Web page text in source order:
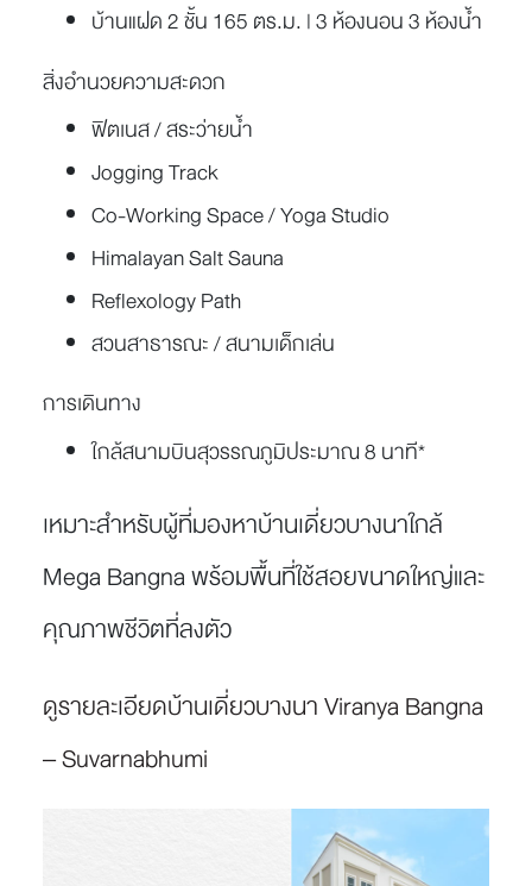
บ้านแฝด 2 ชั้น 165 ตร.ม. | 3 ห้องนอน 3 ห้องน้ำ
สิ่งอำนวยความสะดวก
ฟิตเนส / สระว่ายน้ำ
Jogging Track
Co-Working Space / Yoga Studio
Himalayan Salt Sauna
Reflexology Path
สวนสาธารณะ / สนามเด็กเล่น
การเดินทาง
ใกล้สนามบินสุวรรณภูมิประมาณ 8 นาที*
เหมาะสำหรับผู้ที่มองหาบ้านเดี่ยวบางนาใกล้
Mega Bangna พร้อมพื้นที่ใช้สอยขนาดใหญ่และ
คุณภาพชีวิตที่ลงตัว
ดูรายละเอียดบ้านเดี่ยวบางนา Viranya Bangna
– Suvarnabhumi